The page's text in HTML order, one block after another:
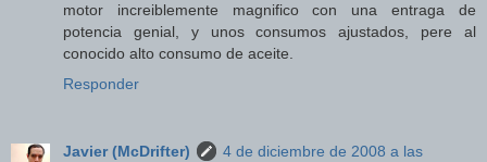
motor increiblemente magnifico con una entraga de
potencia genial, y unos consumos ajustados, pere al
conocido alto consumo de aceite.
Responder
Javier (McDrifter)
4 de diciembre de 2008 a las